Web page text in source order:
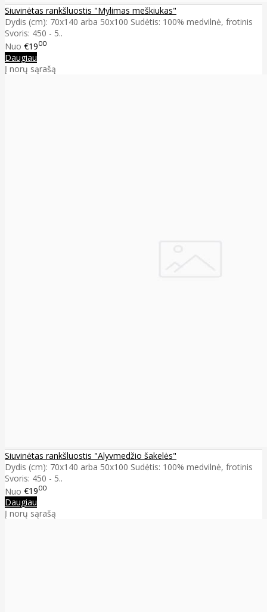
Siuvinėtas rankšluostis "Mylimas meškiukas"
Dydis (cm): 70x140 arba 50x100 Sudėtis: 100% medvilnė, frotinis
Svoris: 450 - 5..
Nuo €1900
Daugiau
Į norų sąrašą
Siuvinėtas rankšluostis "Alyvmedžio šakelės"
Dydis (cm): 70x140 arba 50x100 Sudėtis: 100% medvilnė, frotinis
Svoris: 450 - 5..
Nuo €1900
Daugiau
Į norų sąrašą